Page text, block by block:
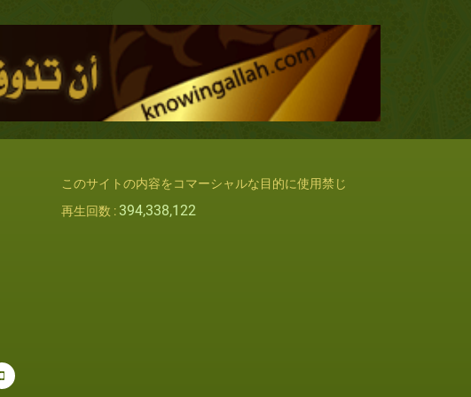
このサイトの内容をコマーシャルな目的に使用禁じ
再生回数 : 394,338,122